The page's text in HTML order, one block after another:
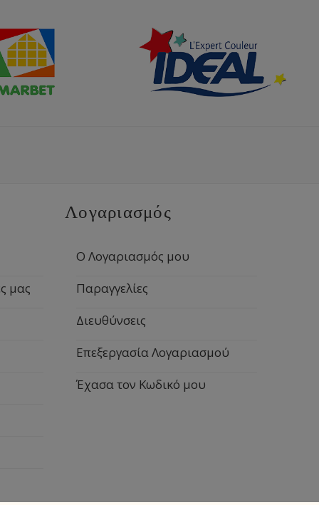
μας
Λογαριασμός
Ο Λογαριασμός μου
Παραγγελίες
Διευθύνσεις
Επεξεργασία Λογαριασμού
Έχασα τον Κωδικό μου